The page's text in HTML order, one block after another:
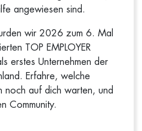
angewiesen sind.
wir 2026 zum 6. Mal
TOP EMPLOYER
erstes Unternehmen der
Erfahre, welche
noch auf dich warten, und
Community.